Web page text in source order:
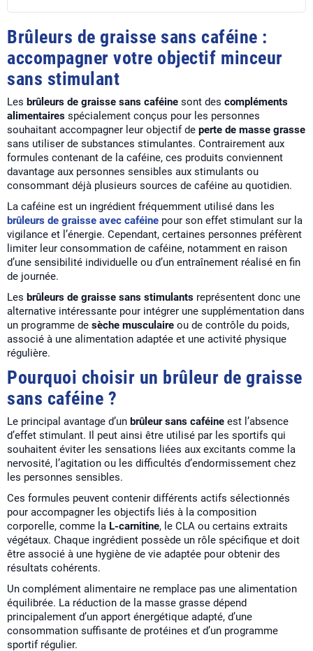
Brûleurs de graisse sans caféine :
accompagner votre objectif minceur
sans stimulant
Les brûleurs de graisse sans caféine sont des compléments
alimentaires spécialement conçus pour les personnes
souhaitant accompagner leur objectif de perte de masse grasse
sans utiliser de substances stimulantes. Contrairement aux
formules contenant de la caféine, ces produits conviennent
davantage aux personnes sensibles aux stimulants ou
consommant déjà plusieurs sources de caféine au quotidien.
La caféine est un ingrédient fréquemment utilisé dans les
brûleurs de graisse avec caféine pour son effet stimulant sur la
vigilance et l’énergie. Cependant, certaines personnes préfèrent
limiter leur consommation de caféine, notamment en raison
d’une sensibilité individuelle ou d’un entraînement réalisé en fin
de journée.
Les brûleurs de graisse sans stimulants représentent donc une
alternative intéressante pour intégrer une supplémentation dans
un programme de sèche musculaire ou de contrôle du poids,
associé à une alimentation adaptée et une activité physique
régulière.
Pourquoi choisir un brûleur de graisse
sans caféine ?
Le principal avantage d’un brûleur sans caféine est l’absence
d’effet stimulant. Il peut ainsi être utilisé par les sportifs qui
souhaitent éviter les sensations liées aux excitants comme la
nervosité, l’agitation ou les difficultés d’endormissement chez
les personnes sensibles.
Ces formules peuvent contenir différents actifs sélectionnés
pour accompagner les objectifs liés à la composition
corporelle, comme la L-carnitine, le CLA ou certains extraits
végétaux. Chaque ingrédient possède un rôle spécifique et doit
être associé à une hygiène de vie adaptée pour obtenir des
résultats cohérents.
Un complément alimentaire ne remplace pas une alimentation
équilibrée. La réduction de la masse grasse dépend
principalement d’un apport énergétique adapté, d’une
consommation suffisante de protéines et d’un programme
sportif régulier.